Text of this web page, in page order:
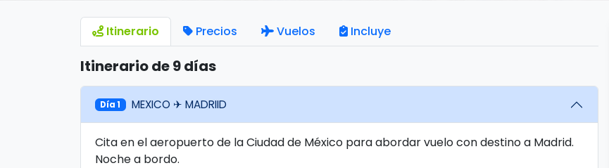
Itinerario Precios Vuelos Incluye
Itinerario de 9 días
Día 1 MEXICO ✈ MADRIID
Cita en el aeropuerto de la Ciudad de México para abordar vuelo con destino a Madrid.
Noche a bordo.